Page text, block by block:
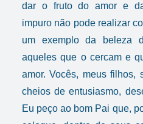
dar o fruto do amor e
impuro não pode realizar
um exemplo da beleza
aqueles que o cercam e
amor. Vocês, meus filhos,
cheios de entusiasmo,
Eu peço ao bom Pai que,